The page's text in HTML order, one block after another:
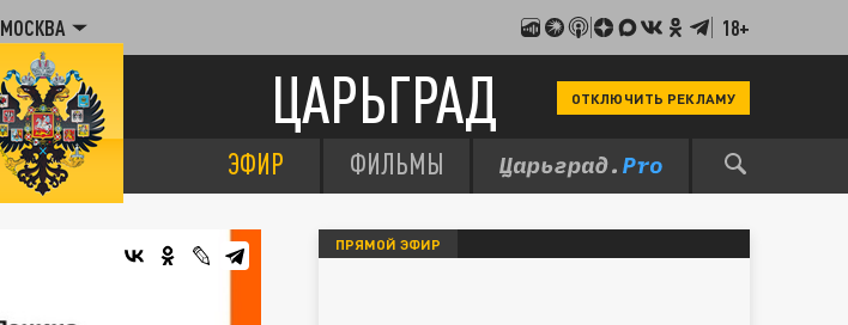
МОСКВА 18+
ЦАРЬГРАД ОТКЛЮЧИТЬ РЕКЛАМУ
ЭФИР ФИЛЬМЫ
ПРЯМОЙ ЭФИР